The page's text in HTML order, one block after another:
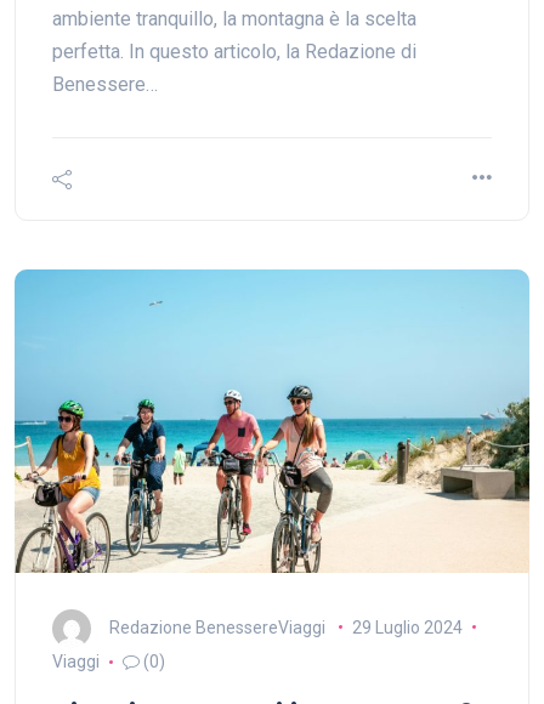
ambiente tranquillo, la montagna è la scelta
perfetta. In questo articolo, la Redazione di
Benessere…
Redazione BenessereViaggi
29 Luglio 2024
Viaggi
(0)